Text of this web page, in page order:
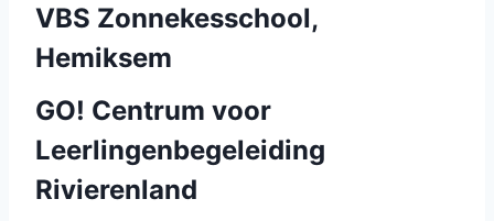
VBS Zonnekesschool,
Hemiksem
GO! Centrum voor
Leerlingenbegeleiding
Rivierenland